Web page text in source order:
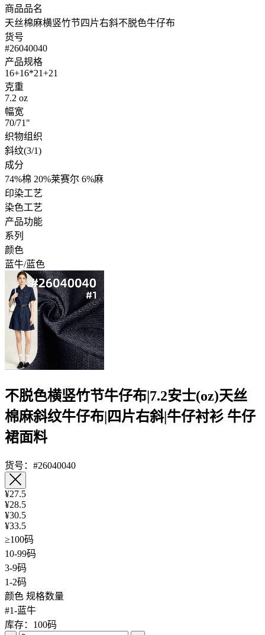
商品品名
天丝棉麻横竖竹节四片右斜不脱色牛仔布
货号
#26040040
产品规格
16+16*21+21
克重
7.2 oz
幅宽
70/71"
织物组织
斜纹(3/1)
成分
74%棉 20%莱赛尔 6%麻
印染工艺
染色工艺
产品功能
系列
颜色
蓝牛/蓝色
不脱色横竖竹节牛仔布|7.2安士(oz)天丝
棉麻斜纹牛仔布|四片右斜|牛仔衬衫 牛仔
裙面料
货号：#26040040
¥27.5
¥28.5
¥30.5
¥33.5
≥100码
10-99码
3-9码
1-2码
颜色 规格数量
#1-蓝牛
库存：100码